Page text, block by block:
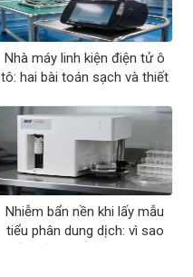
Nhà máy linh kiện điện tử ô
tô: hai bài toán sạch và thiết
Nhiễm bẩn nền khi lấy mẫu
tiểu phân dung dịch: vì sao